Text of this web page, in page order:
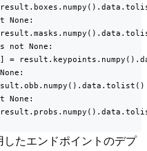
None:
not None:
=
None:
したエンドポイントのデプ